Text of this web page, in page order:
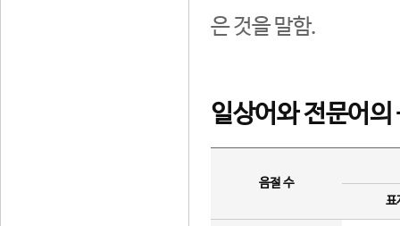
은 것을 말함.
일상어와 전문어의
음절 수
표